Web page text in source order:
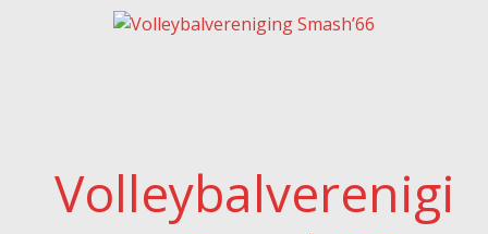
Volleybalverenigi